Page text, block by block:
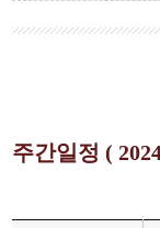
주간일정 (